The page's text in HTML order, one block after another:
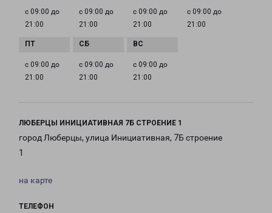
с 09:00 до
21:00
с 09:00 до
21:00
с 09:00 до
21:00
с 09:00 до
21:00
с 09:00 до
21:00
с 09:00 до
21:00
с 09:00 до
21:00
ЛЮБЕРЦЫ ИНИЦИАТИВНАЯ 7Б СТРОЕНИЕ 1
город Люберцы, улица Инициативная, 7Б строение
1
на карте
ТЕЛЕФОН